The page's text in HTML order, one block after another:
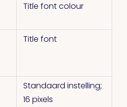
Title font colour
Title font
Standaard instelling;
16 pixels